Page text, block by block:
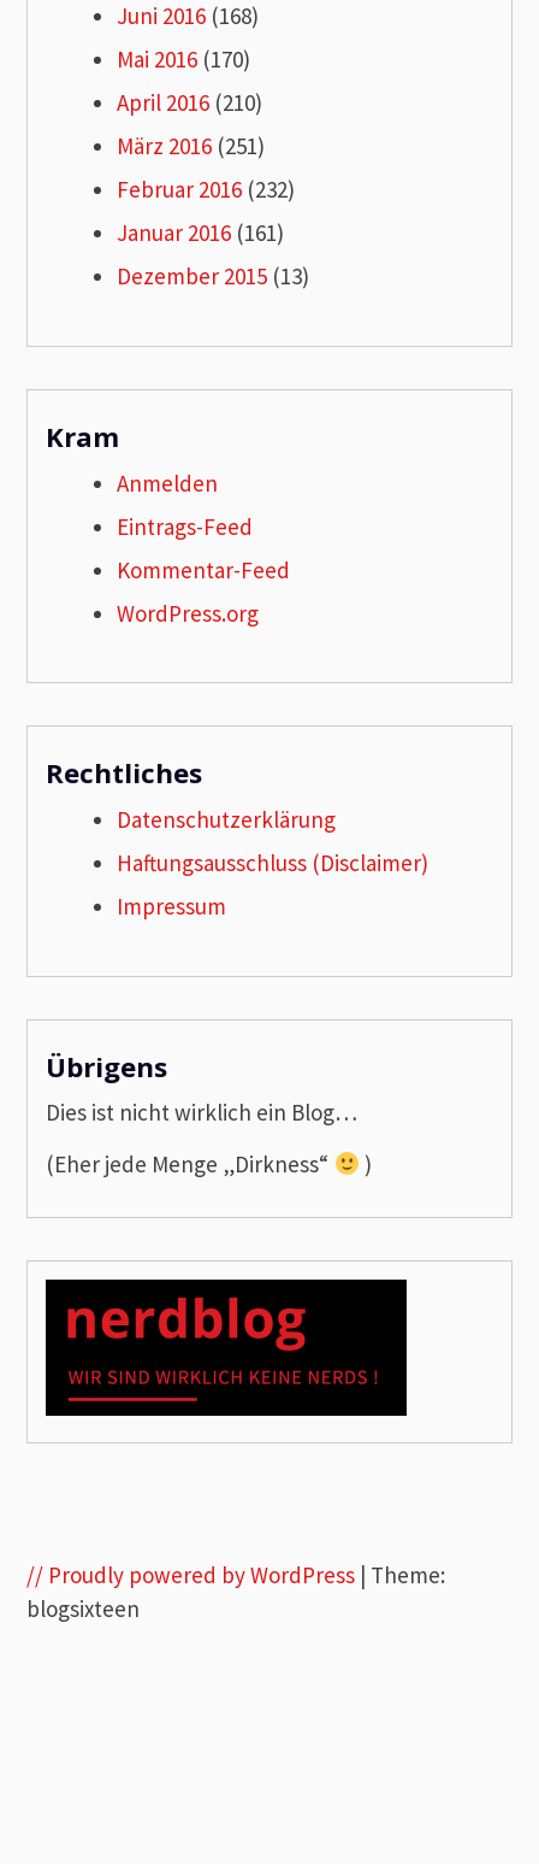
Juni 2016 (168)
Mai 2016 (170)
April 2016 (210)
März 2016 (251)
Februar 2016 (232)
Januar 2016 (161)
Dezember 2015 (13)
Kram
Anmelden
Eintrags-Feed
Kommentar-Feed
WordPress.org
Rechtliches
Datenschutzerklärung
Haftungsausschluss (Disclaimer)
Impressum
Übrigens
Dies ist nicht wirklich ein Blog…
(Eher jede Menge „Dirkness“
)
// Proudly powered by WordPress | Theme:
blogsixteen